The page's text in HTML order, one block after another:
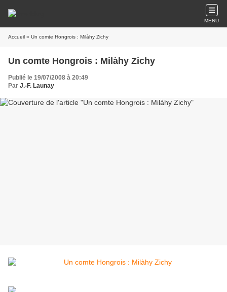
MENU
Accueil » Un comte Hongrois : Milàhy Zichy
Un comte Hongrois : Milàhy Zichy
Publié le 19/07/2008 à 20:49
Par J.-F. Launay